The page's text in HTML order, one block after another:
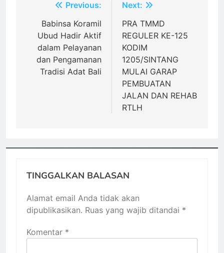
Navigasi
pos
Previous:
Babinsa Koramil
Ubud Hadir Aktif
dalam Pelayanan
dan Pengamanan
Tradisi Adat Bali
Next:
PRA TMMD
REGULER KE-125
KODIM
1205/SINTANG
MULAI GARAP
PEMBUATAN
JALAN DAN REHAB
RTLH
TINGGALKAN BALASAN
Alamat email Anda tidak akan
dipublikasikan. Ruas yang wajib ditandai *
Komentar *